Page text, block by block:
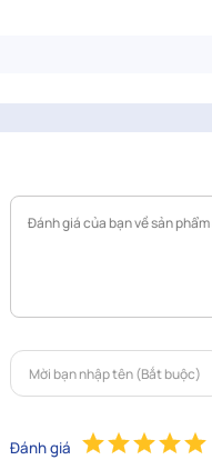
Đánh giá